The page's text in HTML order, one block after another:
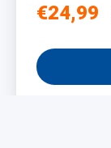
€24,99